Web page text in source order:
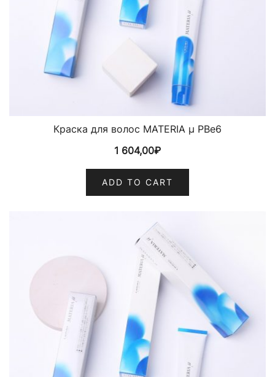
Краска для волос MATERIA µ PBe6
1 604,00₽
ADD TO CART